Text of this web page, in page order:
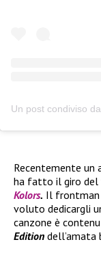
Recentemente
ha fatto il giro del
Kolors. Il frontman
voluto dedicargli
canzone è
Edition dell’amata